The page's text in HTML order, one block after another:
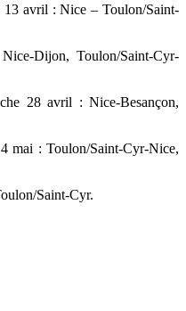
13 avril : Nice – Toulon/Saint-
Dijon, Toulon/Saint-Cyr-
28 avril : Nice-Besançon,
mai : Toulon/Saint-Cyr-Nice,
Saint-Cyr.